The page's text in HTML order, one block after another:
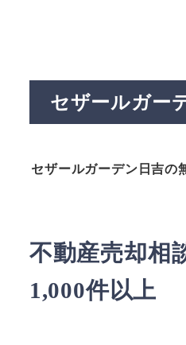
セザールガー
セザールガーデン日吉の
不動産売却相
1,000件以上